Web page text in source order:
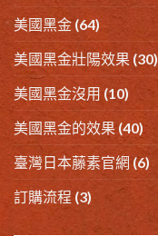
美國黑金 (64)
美國黑金壯陽效果 (30)
美國黑金沒用 (10)
美國黑金的效果 (40)
臺灣日本藤素官網 (6)
訂購流程 (3)